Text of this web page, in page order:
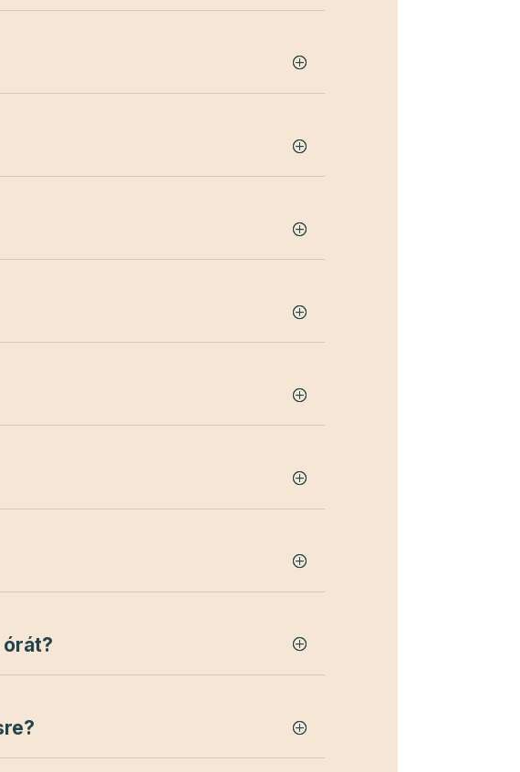
órát?